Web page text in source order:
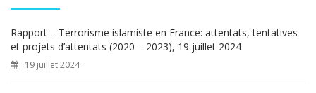
h
e
r
Rapport – Terrorisme islamiste en France: attentats, tentatives
et projets d’attentats (2020 – 2023), 19 juillet 2024
19 juillet 2024